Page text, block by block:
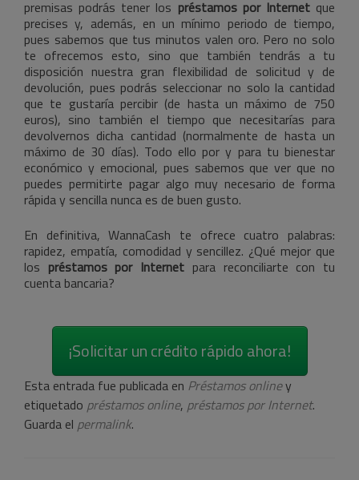
premisas podrás tener los préstamos por Internetque
precises y, además, en un mínimo periodo de tiempo,
pues sabemos que tus minutos valen oro. Pero no solo
te ofrecemos esto, sino que también tendrás a tu
disposición nuestra gran flexibilidad de solicitud y de
devolución, pues podrás seleccionar no solo la cantidad
que te gustaría percibir (de hasta un máximo de 750
euros), sino también el tiempo que necesitarías para
devolvernos dicha cantidad (normalmente de hasta un
máximo de 30 días). Todo ello por y para tu bienestar
económico y emocional, pues sabemos que ver que no
puedes permitirte pagar algo muy necesario de forma
rápida y sencilla nunca es de buen gusto.
En definitiva, WannaCash te ofrece cuatro palabras:
rapidez, empatía, comodidad y sencillez. ¿Qué mejor que
los préstamos por Internet para reconciliarte con tu
cuenta bancaria?
¡Solicitar un crédito rápido ahora!
Esta entrada fue publicada en Préstamos onliney
etiquetado préstamos online, préstamos por Internet.
Guarda el permalink.